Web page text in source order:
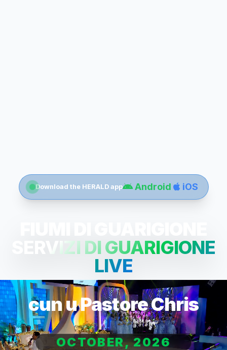
Download the HERALD app Android iOS
SERVIZI DI GUARIGIONE
LIVE
cun u Pastore Chris
OCTOBER, 2026